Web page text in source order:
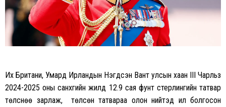
Их Британи, Умард Ирландын Нэгдсэн Вант улсын хаан III Чарльз
2024-2025 оны санхүүгийн жилд 12.9 сая фунт стерлингийн татвар
төлснөө зарлаж, төлсөн татвараа олон нийтэд ил болгосон